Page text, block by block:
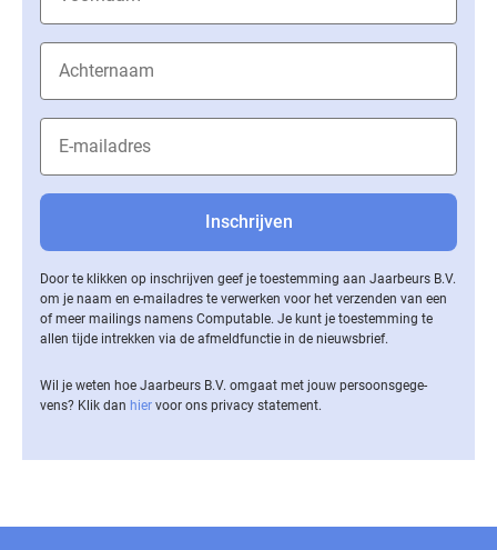
Door te klikken op inschrijven geef je toestemming aan Jaarbeurs B.V.
om je naam en e-mailadres te verwerken voor het verzenden van een
of meer mailings namens Computable. Je kunt je toestemming te
allen tijde intrekken via de af­meld­func­tie in de nieuwsbrief.
Wil je weten hoe Jaarbeurs B.V. omgaat met jouw per­soons­ge­ge­
vens? Klik dan hier voor ons privacy statement.